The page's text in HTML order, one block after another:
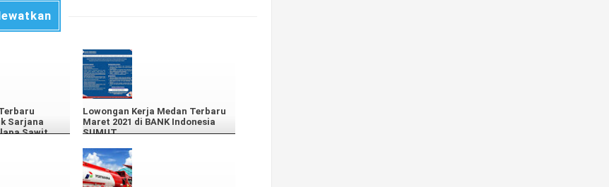
Sarjana
Sawit
Lowongan Kerja Medan Terbaru
Maret 2021 di BANK Indonesia
SUMUT